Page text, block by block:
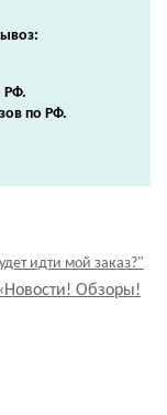
РФ.
по РФ.
идти мой заказ?"
Обзоры!